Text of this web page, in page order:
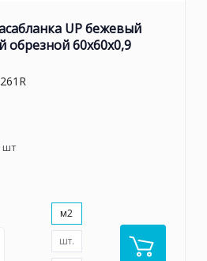
UP бежевый
обрезной 60x60x0,9
шт
м2
шт.